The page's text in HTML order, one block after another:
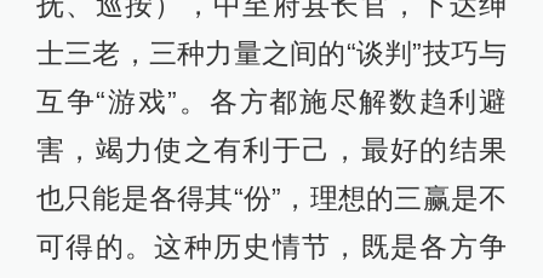
士三老，三种力量之间的“谈判”技巧与
互争“游戏”。各方都施尽解数趋利避
害，竭力使之有利于己，最好的结果
也只能是各得其“份”，理想的三赢是不
可得的。这种历史情节，既是各方争